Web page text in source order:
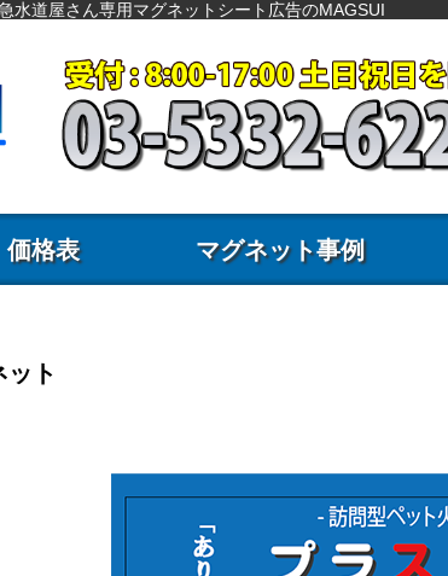
水道屋さん専用マグネットシート広告のMAGSUI
価格表 マグネット事例
ット